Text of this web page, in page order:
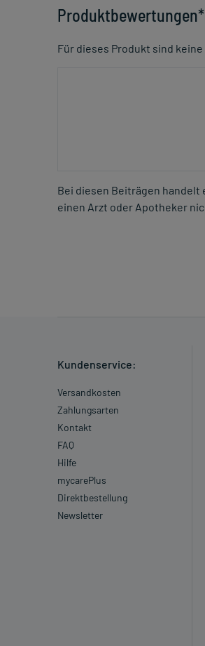
Für dieses Produkt sind
Bei diesen Beiträgen handelt
einen Arzt oder Apotheker
Kundenservice:
Versandkosten
Zahlungsarten
Kontakt
FAQ
Hilfe
mycarePlus
Direktbestellung
Newsletter